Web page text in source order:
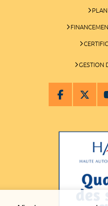
GESTION